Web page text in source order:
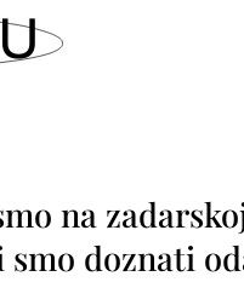
na
doznati